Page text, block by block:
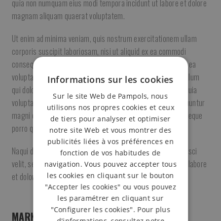
quia non numquam eius modi tempora incidunt ut labore et dolore
magnam aliquam quaerat voluptatem.
Ut enim ad minima veniam, quis nostrum exercitationem ullam
corporis suscipit laboriosam, nisi ut aliquid ex ea commodi
consequatur? Quis autem vel eum iure reprehenderit qui in ea
voluptate velit esse quam nihil molestiae consequatur, vel illum
qui dolorem eum fugiat quo Nemo enim ipsam voluptatem quia
voluptas sit aspernatur aut odit aut fugit, sed quia consequuntur
magni dolores eos qui ratione voluptatem sequi nesciunt. Neque
porro quisquam est.
Naqui dolorem ipsum quia dolor sit amet, consectetur, adipisci
velit, sed quia non numquam eius modi tempora incidunt ut labore
et dolore magnam aliquam quaerat voluptatem.
MARKET STRATEGY
Informations sur les cookies
Sur le site Web de Pampols, nous
utilisons nos propres cookies et ceux
de tiers pour analyser et optimiser
notre site Web et vous montrer des
publicités liées à vos préférences en
fonction de vos habitudes de
navigation. Vous pouvez accepter tous
les cookies en cliquant sur le bouton
"Accepter les cookies" ou vous pouvez
les paramétrer en cliquant sur
"Configurer les cookies". Pour plus